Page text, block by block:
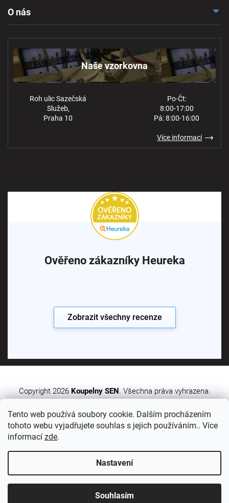
Tento web používá soubory cookie. Dalším procházením
tohoto webu vyjadřujete souhlas s jejich používáním.. Více
informací zde.
Nastavení
Souhlasím
Ochrana osobních údajů
O nás
Naše vzorkovna
Roh ulic Sazečská
Služeb,
Praha 10
Po-Čt:
8:00-17:00
Pá: 8:00-16:00
Více informací
Ověřeno zákazníky Heureka
Zobrazit všechny recenze
Vytvořil Shoptet Premium
Copyright 2026 Koupelny SEN. Všechna práva vyhrazena.
Sledujte nás: